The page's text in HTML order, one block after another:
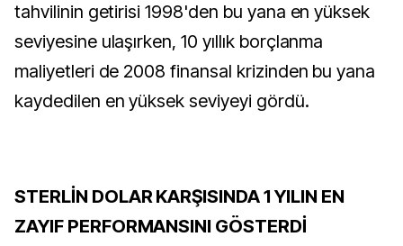
tahvilinin getirisi 1998'den bu yana en yüksek
seviyesine ulaşırken, 10 yıllık borçlanma
maliyetleri de 2008 finansal krizinden bu yana
kaydedilen en yüksek seviyeyi gördü.
STERLİN DOLAR KARŞISINDA 1 YILIN EN
ZAYIF PERFORMANSINI GÖSTERDİ